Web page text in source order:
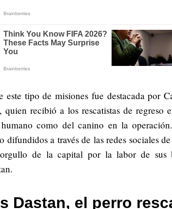
este tipo de misiones fue destacada por
quien recibió a los rescatistas de regreso
como del canino en la
difundidos a través de las redes sociales
de la capital por la labor de sus
Dastan, el perro